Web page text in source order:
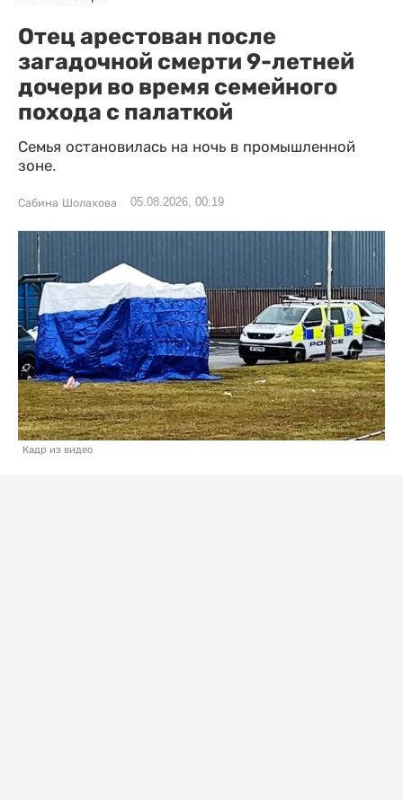
Отец арестован после
загадочной смерти 9-летней
дочери во время семейного
похода с палаткой
Семья остановилась на ночь в промышленной
зоне.
Сабина Шолахова 05.08.2026, 00:19
Кадр из видео